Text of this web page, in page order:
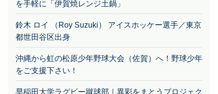
鈴木 ロイ （Roy Suzuki） アイスホッケー選手／東京
都世田谷区出身
沖縄から虹の松原少年野球大会（佐賀）へ！野球少年
をご支援下さい！
早稲田大学ラグビー蹴球部｜異彩をまとうプロジェク
ト、始動。